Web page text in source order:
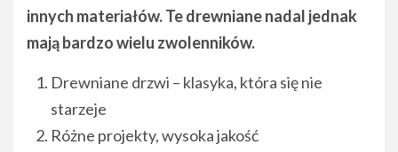
innych materiałów. Te drewniane nadal jednak
mają bardzo wielu zwolenników.
Drewniane drzwi – klasyka, która się nie
starzeje
Różne projekty, wysoka jakość